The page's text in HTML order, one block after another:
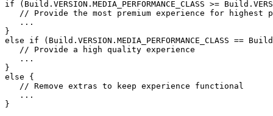
// Example taken directly from
// Android's explanation, just
// to give a quick overview.
if (Build.VERSION.MEDIA_PERFORMANCE_CLASS >=
// Provide the most premium experience for highest
   ...
}
else if (Build.VERSION.MEDIA_PERFORMANCE_CLASS ==
   // Provide a high quality experience
   ...
}
else {